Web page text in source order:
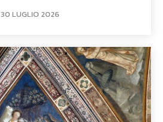
30 LUGLIO 2026